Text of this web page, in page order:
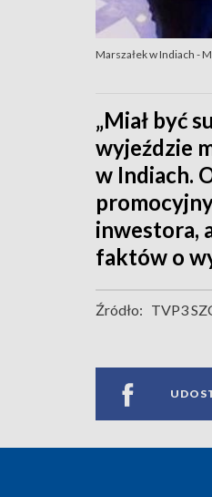
Marszałek w Indiach -
„Miał być
wyjeździe
w Indiach.
inwestora,
faktów o
Źródło: TVP3